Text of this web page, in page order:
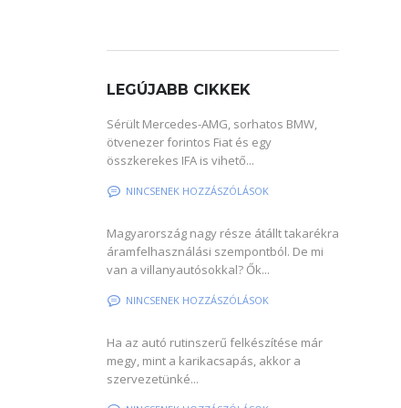
LEGÚJABB CIKKEK
Sérült Mercedes-AMG, sorhatos BMW,
ötvenezer forintos Fiat és egy
összkerekes IFA is vihető...
NINCSENEK HOZZÁSZÓLÁSOK
Magyarország nagy része átállt takarékra
áramfelhasználási szempontból. De mi
van a villanyautósokkal? Ők...
NINCSENEK HOZZÁSZÓLÁSOK
Ha az autó rutinszerű felkészítése már
megy, mint a karikacsapás, akkor a
szervezetünké...